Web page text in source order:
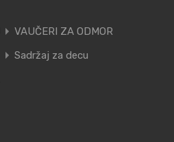
VAUČERI ZA ODMOR
Sadržaj za decu